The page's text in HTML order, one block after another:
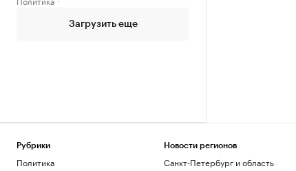
Загрузить еще
Рубрики
Политика
Новости регионов
Санкт-Петербург и область